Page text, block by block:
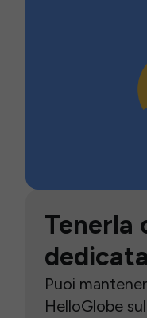
Tenerla
Puoi
HelloGlobe